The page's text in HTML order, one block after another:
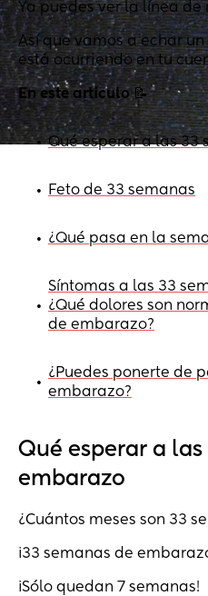
Ya puedes ver la línea de
Así que vamos a echar
está ocurriendo en tu
En este articulo📝
• Qué esperar a las 33
• Feto de 33 semanas
• ¿Qué pasa en la
•
Síntomas a las 33
¿Qué dolores son
de embarazo?
•
¿Puedes ponerte de
embarazo?
Qué esperar a
embarazo
¿Cuántos meses son 33
¡33 semanas de
¡Sólo quedan 7 semanas!